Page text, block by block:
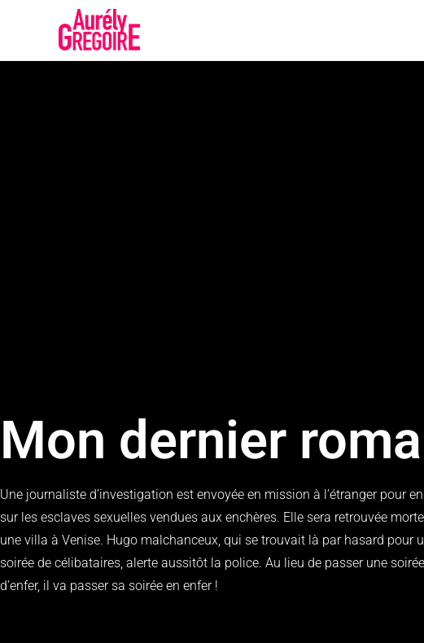
Mon dernier
Une journaliste d’investigation est envoyée en mission à l’étranger pour
sur les esclaves sexuelles vendues aux enchères. Elle sera retrouvée
une villa à Venise. Hugo malchanceux, qui se trouvait là par hasard pour
soirée de célibataires, alerte aussitôt la police. Au lieu de passer une soirée
d’enfer, il va passer sa soirée en enfer !